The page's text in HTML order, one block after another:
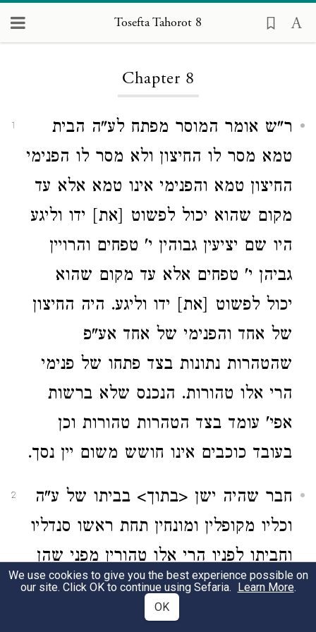
Tosefta Tahorot 8
Chapter 8
1
ר"ש אומר המוסר מפתח לע"ה הבית
טמא מסר לו החיצון ולא מסר לו הפנימי
החיצון טמא והפנימי אינו טמא אלא עד
מקום שהוא יכול לפשוט [את] ידו וליגע
היו שם יציעין גבוהין י' טפחים והרויין
גביהן י' טפחים אלא עד מקום שהוא
יכול לפשוט [את] ידו וליגע. היה החיצון
של אחד והפנימי של אחד אע"פ
שהטהרות נתונות בצד פתחו של פנימי
הרי אלו טהורות. הנכנס שלא ברשות
אפי' עומד בצד הטהרות טהורות וכן
בעובד כוכבים אינו חושש משום יין נסך.
2
חבר שהיה ישן <בתוך> בביתו של ע"ה
וכליו מקופלין ומונחין תחת ראשו סנדליו
וחביתו לפניו הרי אלו טהורין מפני שהן
בחזקת המשתמר. חבר שאמר לע"ה צא
וישן בתוך הבית כל הבית ברשותו. צא
We use cookies to give you the best experience possible on
our site. Click OK to continue using Sefaria. Learn More.
OK